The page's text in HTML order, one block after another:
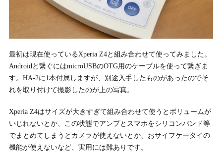
最初は現在使っているXperia Z4と組み合わせて使ってみました。
Androidと繋ぐにはmicroUSBのOTG用のケーブルを使って繋ぎま
す。HA-2に1本付属しますが、別途入手したものがあったのでそ
れを取り付けて撮影したのが上の写真。
Xperia Z4はサイズが大きすぎて組み合わせて使うとボリュームが
いじれないとか、この状態でアンプとスマホをシリコンバンド等
でまとめてしまうとカメラが使えないとか、おサイフケータイの
機能が使えないなど、実用には難ありです。